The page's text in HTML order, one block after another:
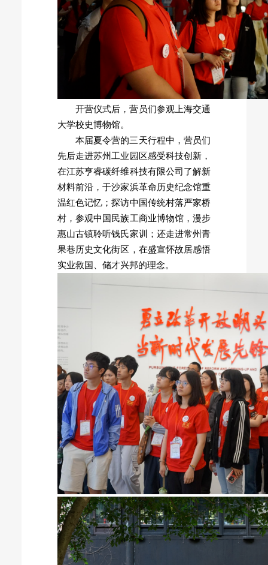
开营仪式后，营员们参观上海交通
大学校史博物馆。
本届夏令营的三天行程中，营员们
先后走进苏州工业园区感受科技创新，
在江苏亨睿碳纤维科技有限公司了解新
材料前沿，于沙家浜革命历史纪念馆重
温红色记忆；探访中国传统村落严家桥
村，参观中国民族工商业博物馆，漫步
惠山古镇聆听钱氏家训；还走进常州青
果巷历史文化街区，在盛宣怀故居感悟
实业救国、储才兴邦的理念。